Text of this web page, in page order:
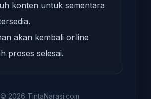
konten untuk sementara
akan kembali online
proses selesai.
© 2026 TintaNarasi.com